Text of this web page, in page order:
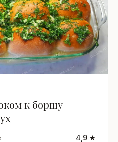
к борщу –
4,9 ★